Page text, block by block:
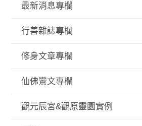
最新消息專欄
行善雜誌專欄
修身文章專欄
仙佛鸞文專欄
觀元辰宮&觀原靈園實例